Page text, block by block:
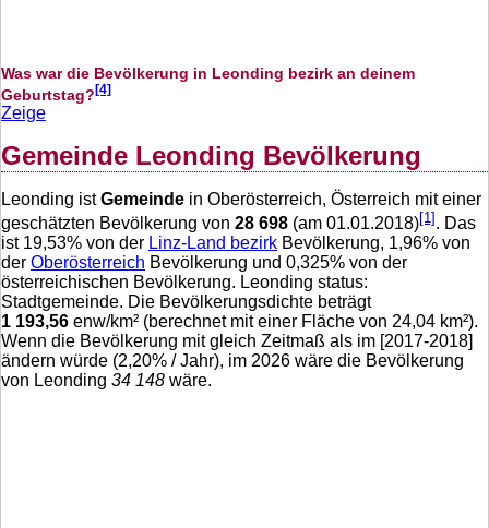
Was war die Bevölkerung in Leonding bezirk an deinem
Geburtstag?[4]
Zeige
Gemeinde Leonding Bevölkerung
Leonding istGemeinde in Oberösterreich, Österreich mit einer
geschätzten Bevölkerung von 28 698 (am 01.01.2018)[1] . Das
ist 19,53% von der Linz-Land bezirk Bevölkerung, 1,96% von
der Oberösterreich Bevölkerung und 0,325% von der
österreichischen Bevölkerung. Leonding status:
Stadtgemeinde. Die Bevölkerungsdichte beträgt
1 193,56 enw/km² (berechnet mit einer Fläche von 24,04 km²).
Wenn die Bevölkerung mit gleich Zeitmaß als im [2017-2018]
ändern würde (2,20% / Jahr), im 2026 wäre die Bevölkerung
von Leonding 34 148 wäre.